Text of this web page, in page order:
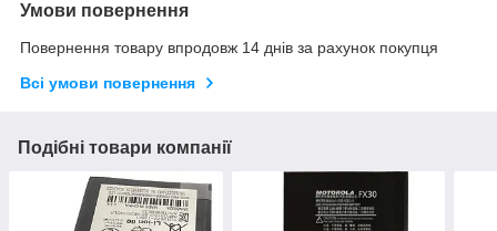
Умови повернення
Повернення товару впродовж 14 днів за рахунок покупця
Всі умови повернення
Подібні товари компанії